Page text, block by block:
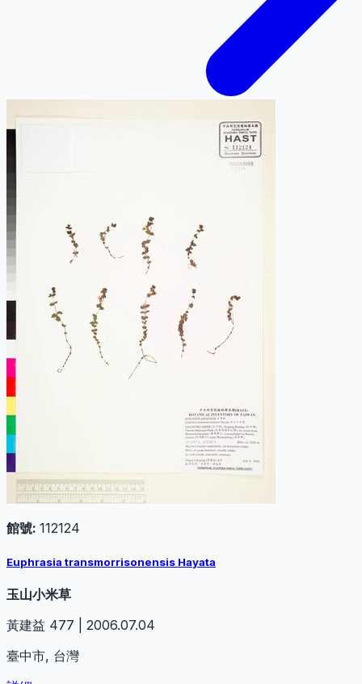
館號: 112124
Euphrasia transmorrisonensis Hayata
玉山小米草
黃建益 477 | 2006.07.04
臺中市, 台灣